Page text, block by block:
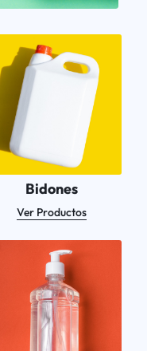
Bidones
Ver Productos